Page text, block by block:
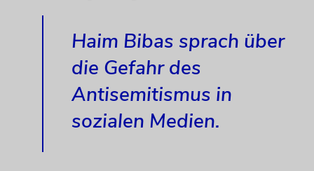
Haim Bibas sprach über
die Gefahr des
Antisemitismus in
sozialen Medien.